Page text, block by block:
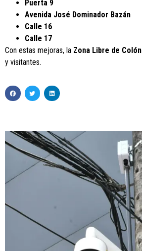
Puerta 9
Avenida José Dominador Bazán
Calle 16
Calle 17
Con estas mejoras, la Zona Libre de Colón
y visitantes.